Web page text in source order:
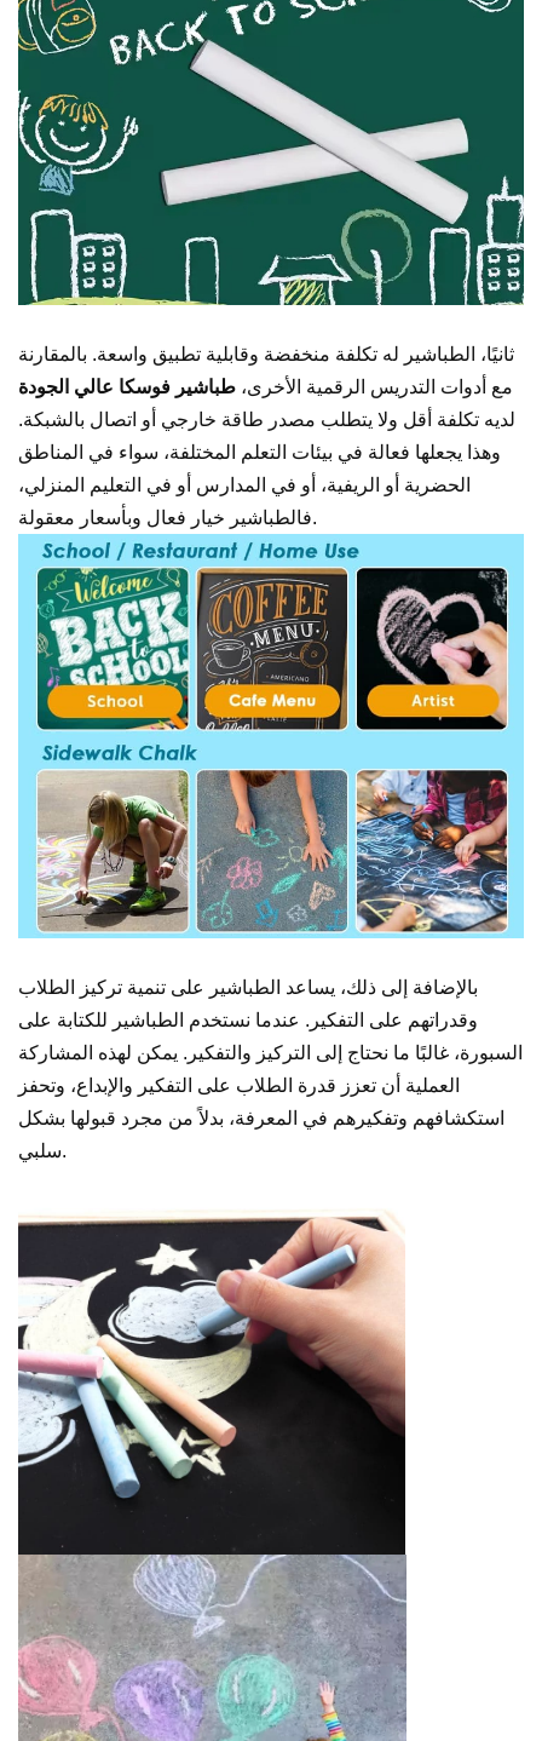
ثانيًا، الطباشير له تكلفة منخفضة وقابلية تطبيق واسعة. بالمقارنة
مع أدوات التدريس الرقمية الأخرى، طباشير فوسكا عالي الجودة
لديه تكلفة أقل ولا يتطلب مصدر طاقة خارجي أو اتصال بالشبكة.
وهذا يجعلها فعالة في بيئات التعلم المختلفة، سواء في المناطق
الحضرية أو الريفية، أو في المدارس أو في التعليم المنزلي،
فالطباشير خيار فعال وبأسعار معقولة.
بالإضافة إلى ذلك، يساعد الطباشير على تنمية تركيز الطلاب
وقدراتهم على التفكير. عندما نستخدم الطباشير للكتابة على
السبورة، غالبًا ما نحتاج إلى التركيز والتفكير. يمكن لهذه المشاركة
العملية أن تعزز قدرة الطلاب على التفكير والإبداع، وتحفز
استكشافهم وتفكيرهم في المعرفة، بدلاً من مجرد قبولها بشكل
سلبي.